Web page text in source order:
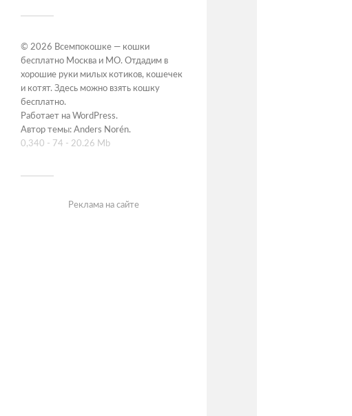
© 2026 Всемпокошке — кошки
бесплатно Москва и МО. Отдадим в
хорошие руки милых котиков, кошечек
и котят. Здесь можно взять кошку
бесплатно.
Работает на WordPress.
Автор темы: Anders Norén.
0,340 - 74 - 20.26 Mb
Реклама на сайте